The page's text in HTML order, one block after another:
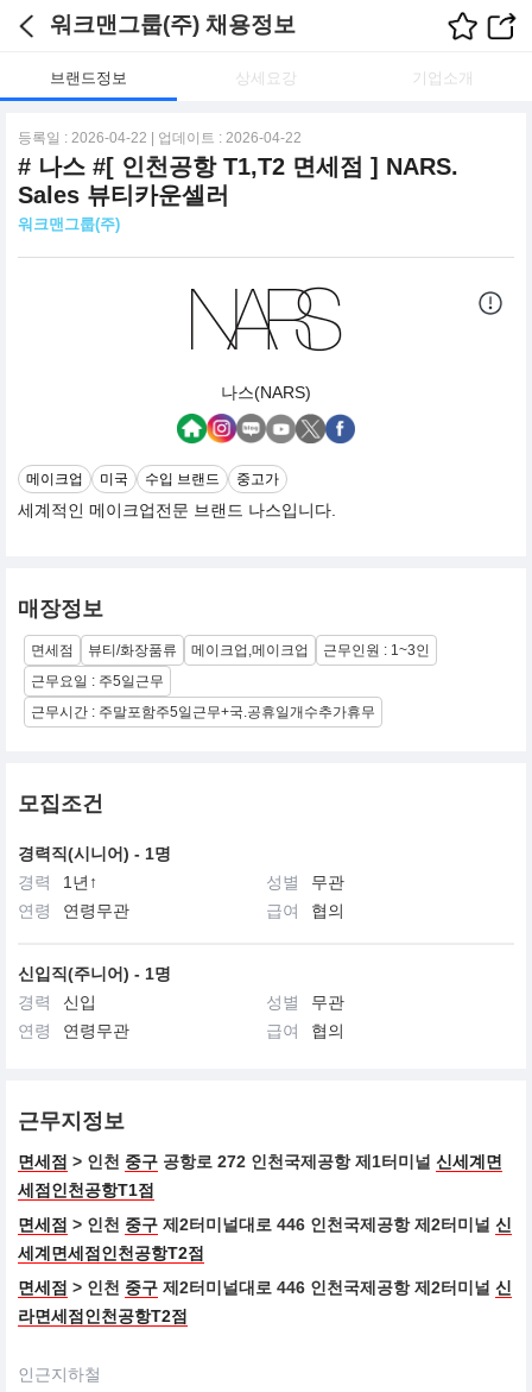
워크맨그룹(주) 채용정보
브랜드정보 상세요강 기업소개
등록일 : 2026-04-22 | 업데이트 : 2026-04-22
# 나스 #[ 인천공항 T1,T2 면세점 ] NARS.
Sales 뷰티카운셀러
워크맨그룹(주)
나스(NARS)
메이크업 미국 수입 브랜드 중고가
세계적인 메이크업전문 브랜드 나스입니다.
매장정보
면세점 뷰티/화장품류 메이크업,메이크업
근무인원 : 1~3인
근무요일 : 주5일근무
근무시간 : 주말포함주5일근무+국.공휴일개수추가휴무
모집조건
경력직(시니어) - 1명
경력
1년↑ 성별
무관
연령
연령무관 급여 협의
신입직(주니어) - 1명
경력
신입 성별
무관
연령
연령무관 급여 협의
근무지정보
면세점 > 인천 중구 공항로 272 인천국제공항 제1터미널 신세계면
세점인천공항T1점
면세점 > 인천 중구 제2터미널대로 446 인천국제공항 제2터미널 신
세계면세점인천공항T2점
면세점 > 인천 중구 제2터미널대로 446 인천국제공항 제2터미널 신
라면세점인천공항T2점
인근지하철